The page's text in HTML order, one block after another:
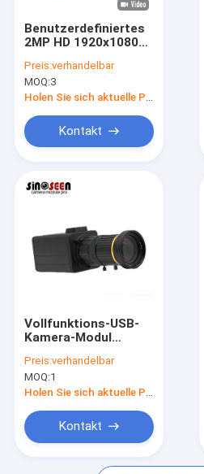
Videos
VR Show
Qualitätskontrolle
Kontakt
Benutzerdefiniertes
2MP HD 1920x1080P
mit GC2053-Sensor
Preis:verhandelbar
MOQ:3
Holen Sie sich aktuelle Preis
Kontakt
Vollfunktions-USB-
Kamera-Modul
OV2735 30FPS
MJPEG für Schlag-
Nocken
Preis:verhandelbar
MOQ:1
Holen Sie sich aktuelle Preis
Kontakt